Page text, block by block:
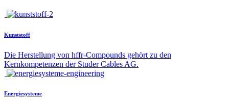
Kunststoff
Die Herstellung von hffr-Compounds gehört zu den
Kernkompetenzen der Studer Cables AG.
Energiesysteme